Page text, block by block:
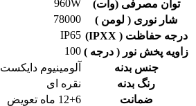
توان مصرفی (وات)
960W
شار نوری ( لومن )
78000
درجه حفاظت ( IPXX)
IP65
زاویه پخش نور ( درجه ) 100
جنس بدنه
آلومینیوم دایکست
رنگ بدنه
نقره ای
ضمانت
12+6 ماه تعویض